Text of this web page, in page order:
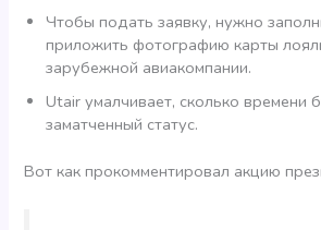
Чтобы подать заявку, нужно
приложить фотографию карты
зарубежной авиакомпании.
Utair умалчивает, сколько времени
заматченный статус.
Вот как прокомментировал акцию